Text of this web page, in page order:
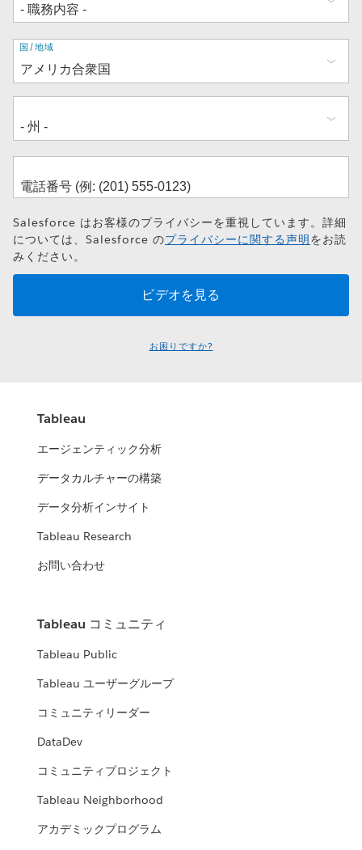
住
所
国/地域
Salesforce はお客様のプライバシーを重視しています。詳細
については、Salesforce のプライバシーに関する声明をお読
みください。
お困りですか?
Tableau
エージェンティック分析
データカルチャーの構築
データ分析インサイト
Tableau Research
お問い合わせ
Tableau コミュニティ
Tableau Public
Tableau ユーザーグループ
コミュニティリーダー
DataDev
コミュニティプロジェクト
Tableau Neighborhood
アカデミックプログラム